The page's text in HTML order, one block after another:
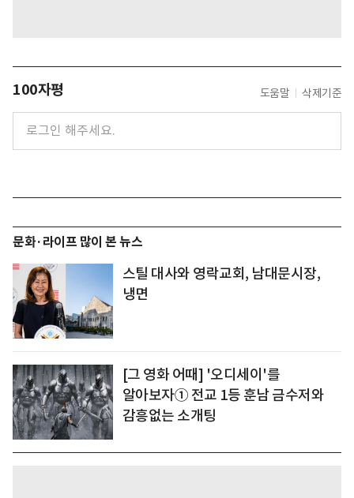
100자평 도움말 삭제기준
문화·라이프 많이 본 뉴스
스틸 대사와 영락교회, 남대문시장,
냉면
[그 영화 어때] '오디세이'를
알아보자① 전교 1등 훈남 금수저와
감흥없는 소개팅